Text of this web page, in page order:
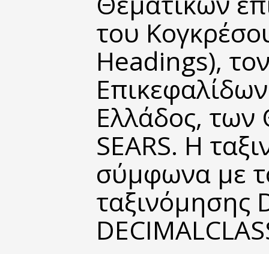
του
Headings),
Ελλάδος, των
SEARS. Η
σύμφωνα µε
ταξινόμησης